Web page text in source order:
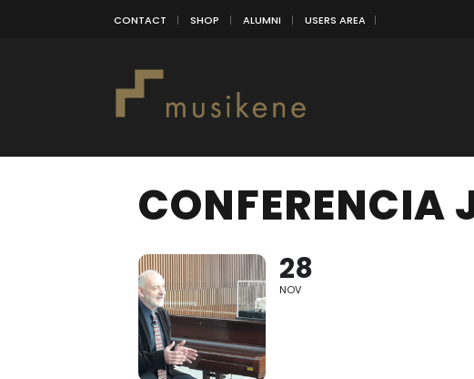
CONTACT SHOP ALUMNI USERS AREA
CONFERENCIA
28
NOV